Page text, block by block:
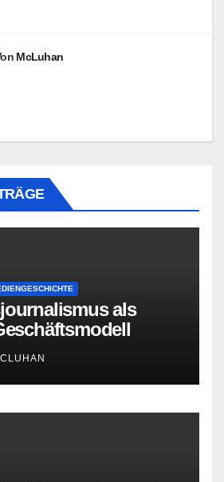
McLuhan
als